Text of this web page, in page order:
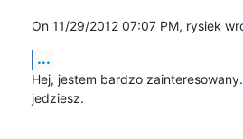
On 11/29/2012 07:07 PM, rysiek
...
Hej, jestem bardzo
jedziesz.